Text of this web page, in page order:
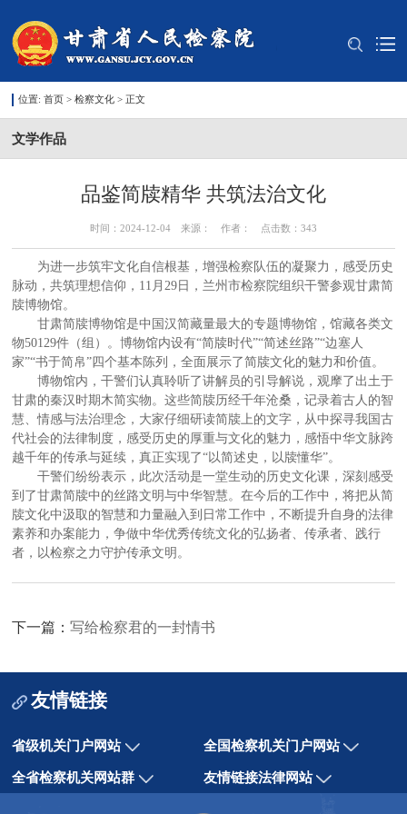
位置: 首页> 检察文化> 正文
文学作品
​品鉴简牍精华 共筑法治文化
时间：2024-12-04 来源： 作者： 点击数： 343
为进一步筑牢文化自信根基，增强检察队伍的凝聚力，感受历史
脉动，共筑理想信仰，11月29日，兰州市检察院组织干警参观甘肃简
牍博物馆。
甘肃简牍博物馆是中国汉简藏量最大的专题博物馆，馆藏各类文
物50129件（组）。博物馆内设有“简牍时代”“简述丝路”“边塞人
家”“书于简帛”四个基本陈列，全面展示了简牍文化的魅力和价值。
博物馆内，干警们认真聆听了讲解员的引导解说，观摩了出土于
甘肃的秦汉时期木简实物。这些简牍历经千年沧桑，记录着古人的智
慧、情感与法治理念，大家仔细研读简牍上的文字，从中探寻我国古
代社会的法律制度，感受历史的厚重与文化的魅力，感悟中华文脉跨
越千年的传承与延续，真正实现了“以简述史，以牍懂华”。
干警们纷纷表示，此次活动是一堂生动的历史文化课，深刻感受
到了甘肃简牍中的丝路文明与中华智慧。在今后的工作中，将把从简
牍文化中汲取的智慧和力量融入到日常工作中，不断提升自身的法律
素养和办案能力，争做中华优秀传统文化的弘扬者、传承者、践行
者，以检察之力守护传承文明。
下一篇：写给检察君的一封情书
友情链接
省级机关门户网站 全国检察机关门户网站
全省检察机关网站群 友情链接法律网站